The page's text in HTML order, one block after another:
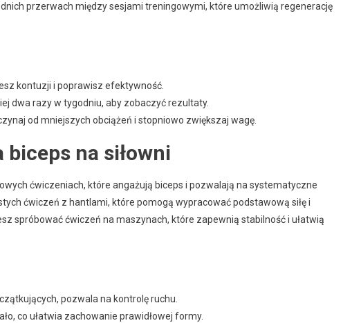
przerwach między sesjami treningowymi, które umożliwią regenerację
kontuzji i poprawisz efektywność.
dwa razy w tygodniu, aby zobaczyć rezultaty.
od mniejszych obciążeń i stopniowo zwiększaj wagę.
na siłowni
ćwiczeniach, które angażują biceps i pozwalają na systematyczne
ćwiczeń z hantlami, które pomogą wypracować podstawową siłę i
spróbować ćwiczeń na maszynach, które zapewnią stabilność i ułatwią
pozwala na kontrolę ruchu.
co ułatwia zachowanie prawidłowej formy.